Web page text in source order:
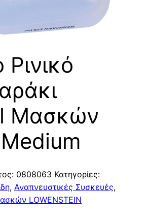
Μασκών
0808063 Κατηγορίες:
, Αναπνευστικές Συσκευές,
LOWENSTEIN